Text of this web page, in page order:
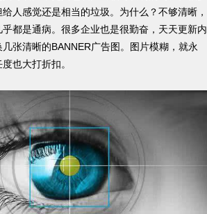
人感觉还是相当的垃圾。为什么？不够清晰，
都是通病。很多企业也是很勤奋，天天更新内
张清晰的BANNER广告图。图片模糊，就永
也大打折扣。